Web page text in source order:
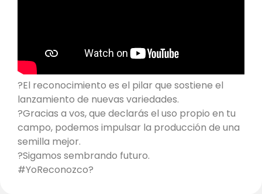
?El reconocimiento es el pilar que sostiene el
lanzamiento de nuevas variedades.
?Gracias a vos, que declarás el uso propio en tu
campo, podemos impulsar la producción de una
semilla mejor.
?Sigamos sembrando futuro.
#YoReconozco?